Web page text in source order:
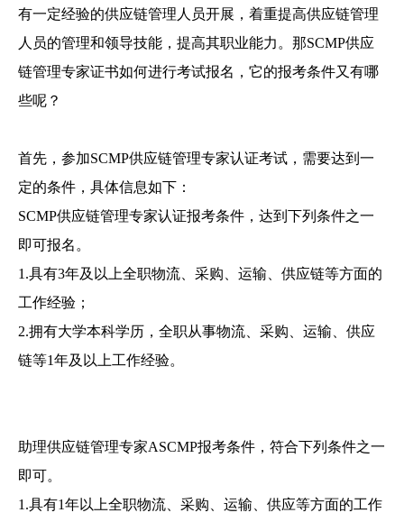
有一定经验的供应链管理人员开展，着重提高供应链管理
人员的管理和领导技能，提高其职业能力。那SCMP供应
链管理专家证书如何进行考试报名，它的报考条件又有哪
些呢？
首先，参加SCMP供应链管理专家认证考试，需要达到一
定的条件，具体信息如下：
SCMP供应链管理专家认证报考条件，达到下列条件之一
即可报名。
1.具有3年及以上全职物流、采购、运输、供应链等方面的
工作经验；
2.拥有大学本科学历，全职从事物流、采购、运输、供应
链等1年及以上工作经验。
助理供应链管理专家ASCMP报考条件，符合下列条件之一
即可。
1.具有1年以上全职物流、采购、运输、供应等方面的工作